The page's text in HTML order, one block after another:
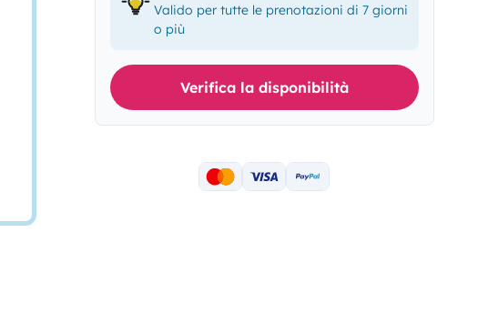
Valido per tutte le prenotazioni di 7 giorni
o più
Verifica la disponibilità